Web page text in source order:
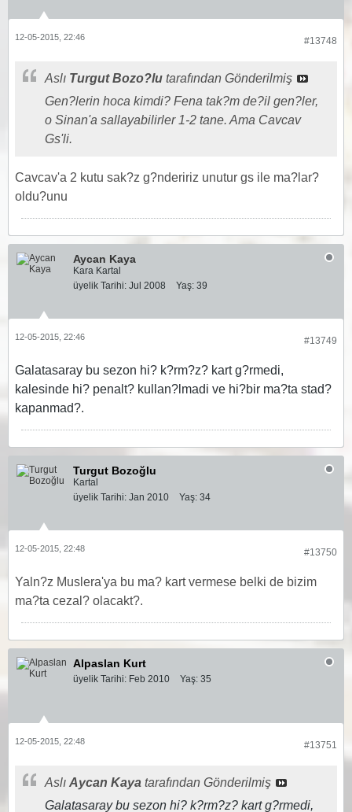
#13748
12-05-2015, 22:46
Aslı Turgut Bozo?lu tarafından Gönderilmiş
Gen?lerin hoca kimdi? Fena tak?m de?il gen?ler,
o Sinan'a sallayabilirler 1-2 tane. Ama Cavcav
Gs'li.
Cavcav'a 2 kutu sak?z g?ndeririz unutur gs ile ma?lar?
oldu?unu
Aycan Kaya
Kara Kartal
üyelik Tarihi: Jul 2008 Yaş: 39
#13749
12-05-2015, 22:46
Galatasaray bu sezon hi? k?rm?z? kart g?rmedi,
kalesinde hi? penalt? kullan?lmadi ve hi?bir ma?ta stad?
kapanmad?.
Turgut Bozoğlu
Kartal
üyelik Tarihi: Jan 2010 Yaş: 34
#13750
12-05-2015, 22:48
Yaln?z Muslera'ya bu ma? kart vermese belki de bizim
ma?ta cezal? olacakt?.
Alpaslan Kurt
üyelik Tarihi: Feb 2010 Yaş: 35
#13751
12-05-2015, 22:48
Aslı Aycan Kaya tarafından Gönderilmiş
Galatasaray bu sezon hi? k?rm?z? kart g?rmedi,